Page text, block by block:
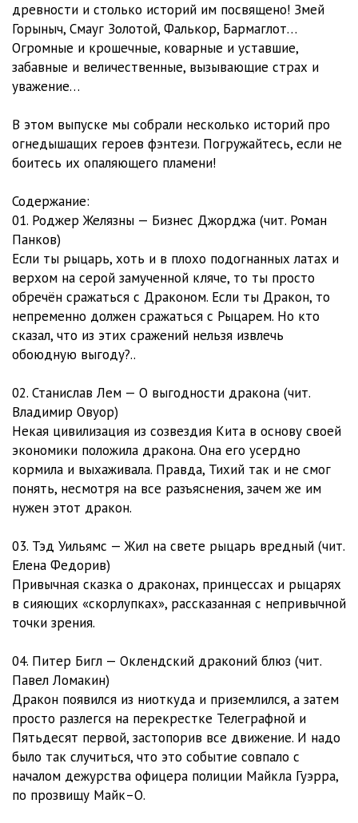
древности и столько историй им посвящено! Змей
Горыныч, Смауг Золотой, Фалькор, Бармаглот…
Огромные и крошечные, коварные и уставшие,
забавные и величественные, вызывающие страх и
уважение…
В этом выпуске мы собрали несколько историй про
огнедышащих героев фэнтези. Погружайтесь, если не
боитесь их опаляющего пламени!
Содержание:
01. Роджер Желязны — Бизнес Джорджа (чит. Роман
Панков)
Если ты рыцарь, хоть и в плохо подогнанных латах и
верхом на серой замученной кляче, то ты просто
обречён сражаться с Драконом. Если ты Дракон, то
непременно должен сражаться с Рыцарем. Но кто
сказал, что из этих сражений нельзя извлечь
обоюдную выгоду?..
02. Станислав Лем — О выгодности дракона (чит.
Владимир Овуор)
Некая цивилизация из созвездия Кита в основу своей
экономики положила дракона. Она его усердно
кормила и выхаживала. Правда, Тихий так и не смог
понять, несмотря на все разъяснения, зачем же им
нужен этот дракон.
03. Тэд Уильямс — Жил на свете рыцарь вредный (чит.
Елена Федорив)
Привычная сказка о драконах, принцессах и рыцарях
в сияющих «скорлупках», рассказанная с непривычной
точки зрения.
04. Питер Бигл — Оклендский драконий блюз (чит.
Павел Ломакин)
Дракон появился из ниоткуда и приземлился, а затем
просто разлегся на перекрестке Телеграфной и
Пятьдесят первой, застопорив все движение. И надо
было так случиться, что это событие совпало с
началом дежурства офицера полиции Майкла Гуэрра,
по прозвищу Майк–О.